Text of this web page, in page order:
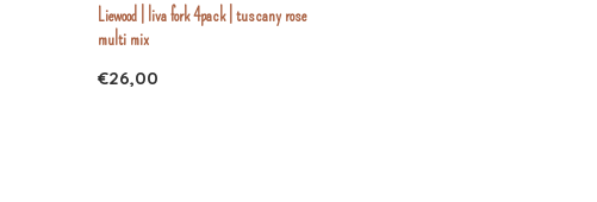
Liewood | liva fork 4pack | tuscany rose
multi mix
€26,00